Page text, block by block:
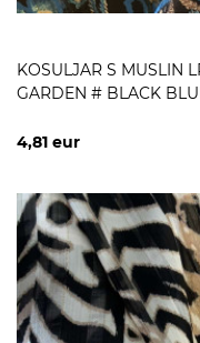
KOSULJAR S MUSLIN
GARDEN # BLACK
4,81 eur